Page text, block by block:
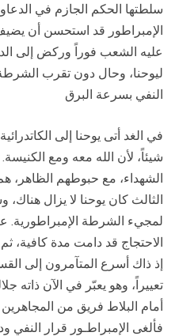
سلطتها الحكم الجازم في
الإمبراطور قد استحسن أن
عليه الشعب فوراً وركض إلى
ليوحنا، وحال دون تقرب الشرطة
النفي بسرعة البرق
في الغد أتى يوحنا إلى
شيئاً، لأن الله معه ومع
الشهداء، مع حبوطهم الظاهر،
الثالث كان يوحنا لا يزال
لمجيء الشرطة الإمبراطورية.
الاحتجاج قد دامت مدة كافية،
إذ ذاك أسرع المتآمرون إلى
تعييراً، وهو يعبّر في الآن ذاته
أمام البلاط فريق من
فألغى الإمبراطـور قرار النفي